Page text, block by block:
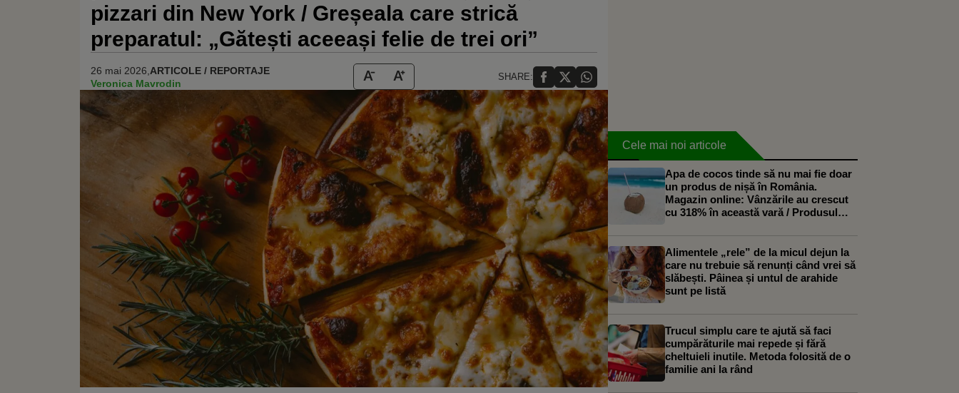
pizzari din New York / Greșeala care strică
preparatul: „Gătești aceeași felie de trei ori”
26 mai 2026, ARTICOLE / REPORTAJE
Veronica Mavrodin
SHARE:
Cele mai noi articole
Apa de cocos tinde să nu mai fie doar
un produs de nișă în România.
Magazin online: Vânzările au crescut
cu 318% în această vară / Produsul
artizanale
Alimentele „rele” de la micul dejun la
care nu trebuie să renunți când vrei să
slăbești. Pâinea și untul de arahide
sunt pe listă
Trucul simplu care te ajută să faci
cumpărăturile mai repede și fără
cheltuieli inutile. Metoda folosită de o
familie ani la rând